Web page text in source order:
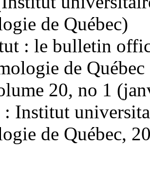
de Québec)
: le bulletin
de
20, no 1
: Institut
de Québec,